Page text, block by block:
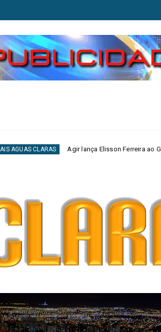
Agir lança Elisson Ferreira ao Governo do DF e Tiago